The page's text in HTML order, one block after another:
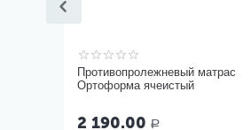
Противопролежневый матрас
Ортоформа ячеистый
2 190.00 Р